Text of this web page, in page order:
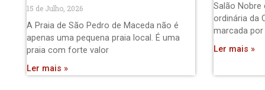
15 de Julho, 2026
A Praia de São Pedro de Maceda não é
apenas uma pequena praia local. É uma
praia com forte valor
Ler mais »
Salão Nobre
ordinária da
marcada por
Ler mais »